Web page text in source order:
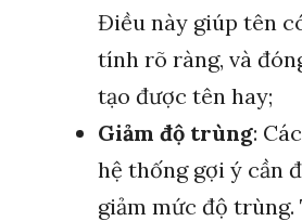
Điều này giúp tên
tính rõ ràng, và
tạo được tên hay;
Giảm độ trùng:
hệ thống gợi ý cần
giảm mức độ trùng.